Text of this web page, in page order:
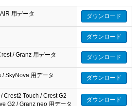
用データ ダウンロード
ダウンロード
/ Granz 用データ ダウンロード
/ SkyNova 用データ ダウンロード
Crest2 Touch / Crest G2
G2 / Granz neo 用データ
ダウンロード